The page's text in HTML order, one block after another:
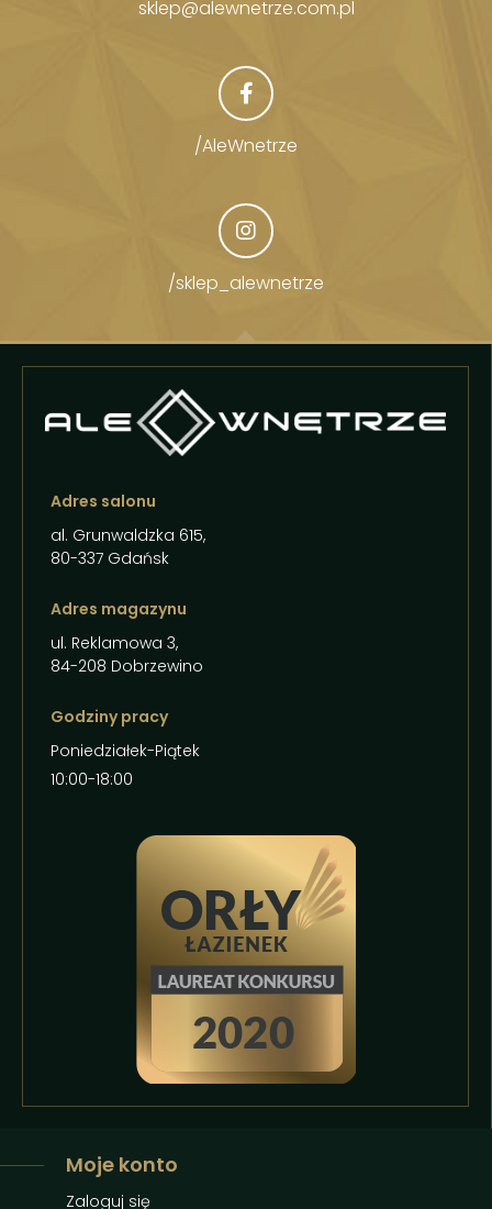
sklep@alewnetrze.com.pl
/AleWnetrze
/sklep_alewnetrze
Adres salonu
al. Grunwaldzka 615,
80-337 Gdańsk
Adres magazynu
ul. Reklamowa 3,
84-208 Dobrzewino
Godziny pracy
Poniedziałek-Piątek
10:00-18:00
Moje konto
Zaloguj się